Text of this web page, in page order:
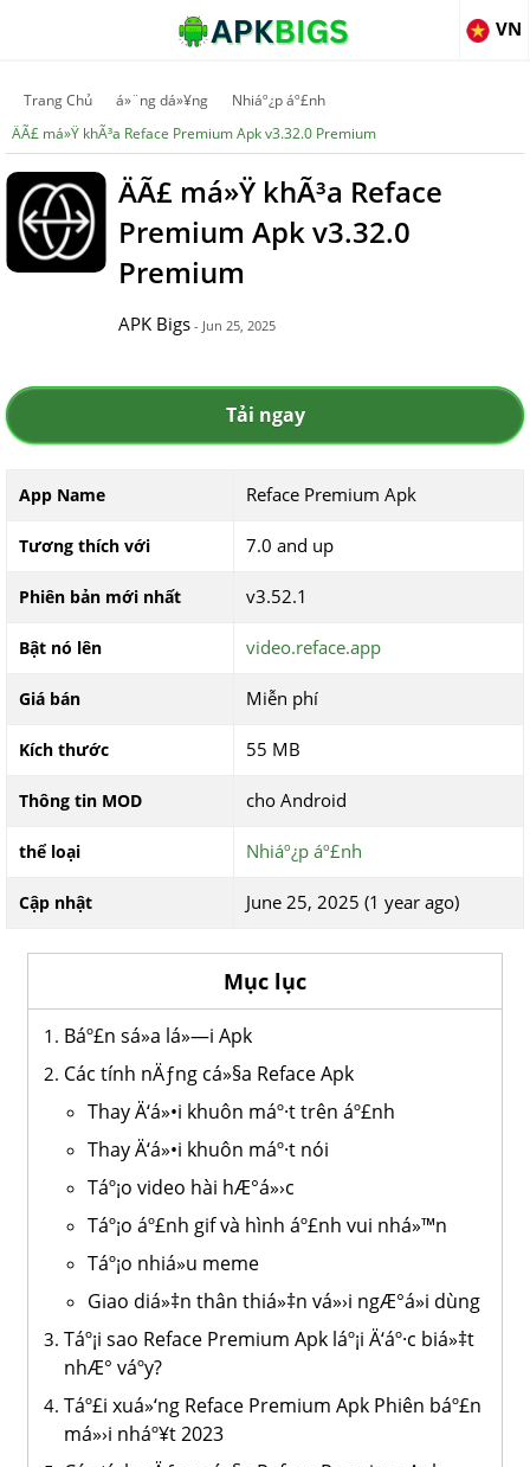
VN
Trang Chủ á»¨ng dá»¥ng
Nhiáº¿p áº£nh
ÄÃ£ má»Ÿ khÃ³a Reface Premium Apk v3.32.0 Premium
ÄÃ£ má»Ÿ khÃ³a Reface
Premium Apk v3.32.0
Premium
APK Bigs - Jun 25, 2025
Tải ngay
App Name Reface Premium Apk
Tương thích với 7.0 and up
Phiên bản mới nhất v3.52.1
Bật nó lên video.reface.app
Giá bán Miễn phí
Kích thước 55 MB
Thông tin MOD cho Android
thể loại Nhiáº¿p áº£nh
Cập nhật June 25, 2025 (1 year ago)
Mục lục
Báº£n sá»­a lá»—i Apk
Các tính nÄƒng cá»§a Reface Apk
Thay Ä‘á»•i khuôn máº·t trên áº£nh
Thay Ä‘á»•i khuôn máº·t nói
Táº¡o video hài hÆ°á»›c
Táº¡o áº£nh gif và hình áº£nh vui nhá»™n
Táº¡o nhiá»u meme
Giao diá»‡n thân thiá»‡n vá»›i ngÆ°á»i dùng
Táº¡i sao Reface Premium Apk láº¡i Ä‘áº·c biá»‡t
nhÆ° váº­y?
Táº£i xuá»‘ng Reface Premium Apk Phiên báº£n
má»›i nháº¥t 2023